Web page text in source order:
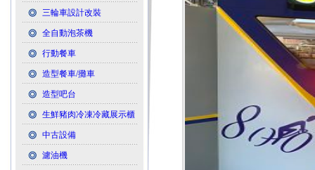
三輪車設計改裝
全自動泡茶機
行動餐車
造型餐車/攤車
造型吧台
生鮮豬肉冷凍冷藏展示櫃
中古設備
濾油機